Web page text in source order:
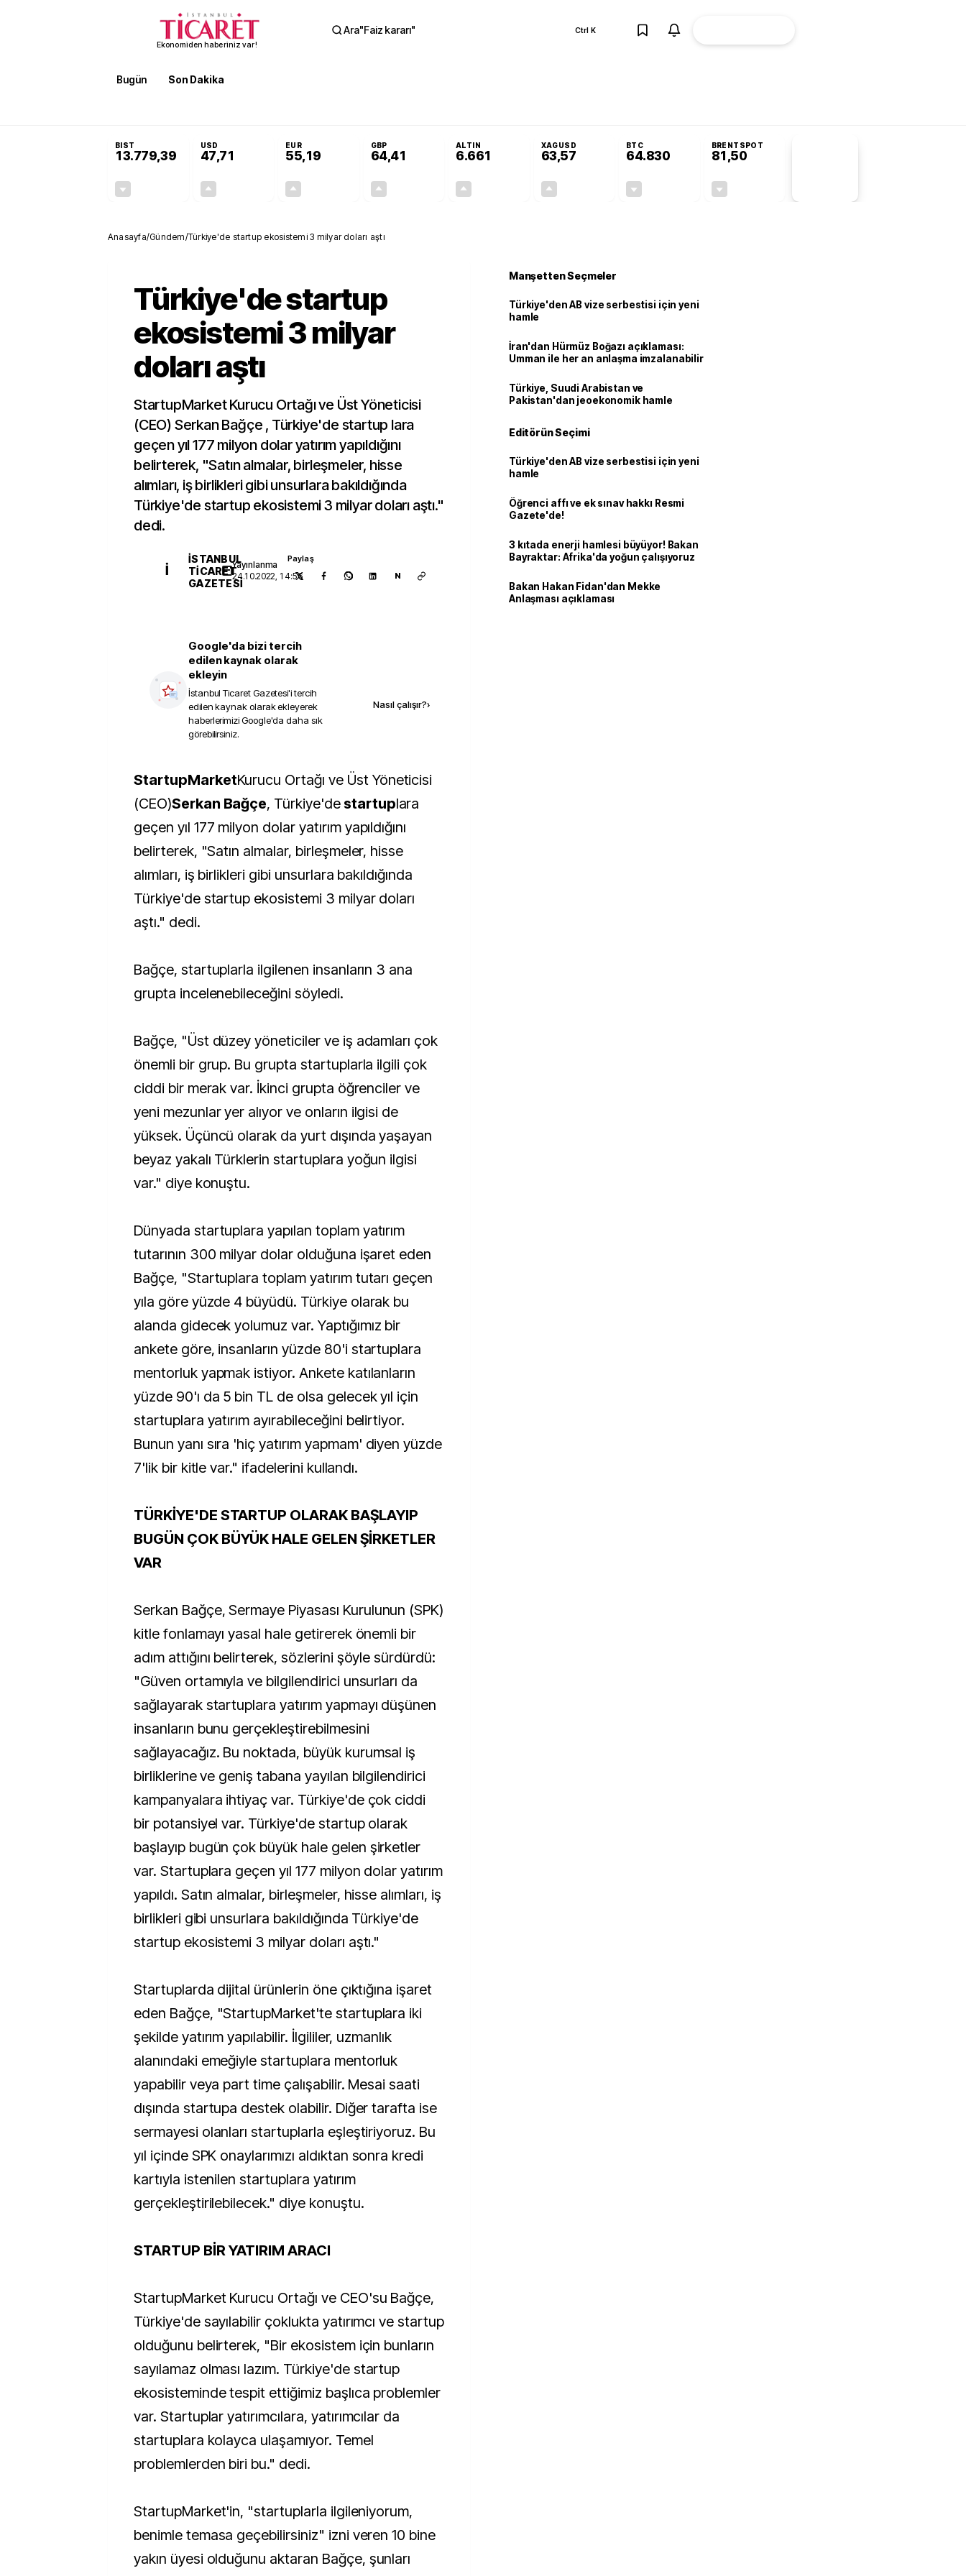
Ekonomiden haberiniz var!
Ara"Faiz kararı" Ctrl K
Bugün Son Dakika
BIST
13.779,39
USD
47,71
EUR
55,19
GBP
64,41
ALTIN
6.661
XAGUSD
63,57
BTC
64.830
BRENTSPOT
81,50
Anasayfa/Gündem/Türkiye'de startup ekosistemi 3 milyar doları aştı
Türkiye'de startup
ekosistemi 3 milyar
doları aştı
StartupMarket Kurucu Ortağı ve Üst Yöneticisi
(CEO) Serkan Bağçe , Türkiye'de startup lara
geçen yıl 177 milyon dolar yatırım yapıldığını
belirterek, "Satın almalar, birleşmeler, hisse
alımları, iş birlikleri gibi unsurlara bakıldığında
Türkiye'de startup ekosistemi 3 milyar doları aştı."
dedi.
İ
İSTANBUL
TICARET
GAZETESI
Yayınlanma
24.10.2022, 14:56
Paylaş
N
Google'da bizi tercih
edilen kaynak olarak
ekleyin
İstanbul Ticaret Gazetesi'i tercih
edilen kaynak olarak ekleyerek
haberlerimizi Google'da daha sık
görebilirsiniz.
Nasıl çalışır?›
StartupMarketKurucu Ortağı ve Üst Yöneticisi
(CEO)Serkan Bağçe, Türkiye'destartuplara
geçen yıl 177 milyon dolar yatırım yapıldığını
belirterek, "Satın almalar, birleşmeler, hisse
alımları, iş birlikleri gibi unsurlara bakıldığında
Türkiye'de startup ekosistemi 3 milyar doları
aştı." dedi.
Bağçe, startuplarla ilgilenen insanların 3 ana
grupta incelenebileceğini söyledi.
Bağçe, "Üst düzey yöneticiler ve iş adamları çok
önemli bir grup. Bu grupta startuplarla ilgili çok
ciddi bir merak var. İkinci grupta öğrenciler ve
yeni mezunlar yer alıyor ve onların ilgisi de
yüksek. Üçüncü olarak da yurt dışında yaşayan
beyaz yakalı Türklerin startuplara yoğun ilgisi
var." diye konuştu.
Dünyada startuplara yapılan toplam yatırım
tutarının 300 milyar dolar olduğuna işaret eden
Bağçe, "Startuplara toplam yatırım tutarı geçen
yıla göre yüzde 4 büyüdü. Türkiye olarak bu
alanda gidecek yolumuz var. Yaptığımız bir
ankete göre, insanların yüzde 80'i startuplara
mentorluk yapmak istiyor. Ankete katılanların
yüzde 90'ı da 5 bin TL de olsa gelecek yıl için
startuplara yatırım ayırabileceğini belirtiyor.
Bunun yanı sıra 'hiç yatırım yapmam' diyen yüzde
7'lik bir kitle var." ifadelerini kullandı.
TÜRKİYE'DE STARTUP OLARAK BAŞLAYIP
BUGÜN ÇOK BÜYÜK HALE GELEN ŞİRKETLER
VAR
Serkan Bağçe, Sermaye Piyasası Kurulunun (SPK)
kitle fonlamayı yasal hale getirerek önemli bir
adım attığını belirterek, sözlerini şöyle sürdürdü:
"Güven ortamıyla ve bilgilendirici unsurları da
sağlayarak startuplara yatırım yapmayı düşünen
insanların bunu gerçekleştirebilmesini
sağlayacağız. Bu noktada, büyük kurumsal iş
birliklerine ve geniş tabana yayılan bilgilendirici
kampanyalara ihtiyaç var. Türkiye'de çok ciddi
bir potansiyel var. Türkiye'de startup olarak
başlayıp bugün çok büyük hale gelen şirketler
var. Startuplara geçen yıl 177 milyon dolar yatırım
yapıldı. Satın almalar, birleşmeler, hisse alımları, iş
birlikleri gibi unsurlara bakıldığında Türkiye'de
startup ekosistemi 3 milyar doları aştı."
Startuplarda dijital ürünlerin öne çıktığına işaret
eden Bağçe, "StartupMarket'te startuplara iki
şekilde yatırım yapılabilir. İlgililer, uzmanlık
alanındaki emeğiyle startuplara mentorluk
yapabilir veya part time çalışabilir. Mesai saati
dışında startupa destek olabilir. Diğer tarafta ise
sermayesi olanları startuplarla eşleştiriyoruz. Bu
yıl içinde SPK onaylarımızı aldıktan sonra kredi
kartıyla istenilen startuplara yatırım
gerçekleştirilebilecek." diye konuştu.
STARTUP BİR YATIRIM ARACI
StartupMarket Kurucu Ortağı ve CEO'su Bağçe,
Türkiye'de sayılabilir çoklukta yatırımcı ve startup
olduğunu belirterek, "Bir ekosistem için bunların
sayılamaz olması lazım. Türkiye'de startup
ekosisteminde tespit ettiğimiz başlıca problemler
var. Startuplar yatırımcılara, yatırımcılar da
startuplara kolayca ulaşamıyor. Temel
problemlerden biri bu." dedi.
StartupMarket'in, "startuplarla ilgileniyorum,
benimle temasa geçebilirsiniz" izni veren 10 bine
yakın üyesi olduğunu aktaran Bağçe, şunları
Manşetten Seçmeler
Türkiye'den AB vize serbestisi için yeni
hamle
İran'dan Hürmüz Boğazı açıklaması:
Umman ile her an anlaşma imzalanabilir
Türkiye, Suudi Arabistan ve
Pakistan'dan jeoekonomik hamle
Editörün Seçimi
Türkiye'den AB vize serbestisi için yeni
hamle
Öğrenci affı ve ek sınav hakkı Resmi
Gazete'de!
3 kıtada enerji hamlesi büyüyor! Bakan
Bayraktar: Afrika'da yoğun çalışıyoruz
Bakan Hakan Fidan'dan Mekke
Anlaşması açıklaması